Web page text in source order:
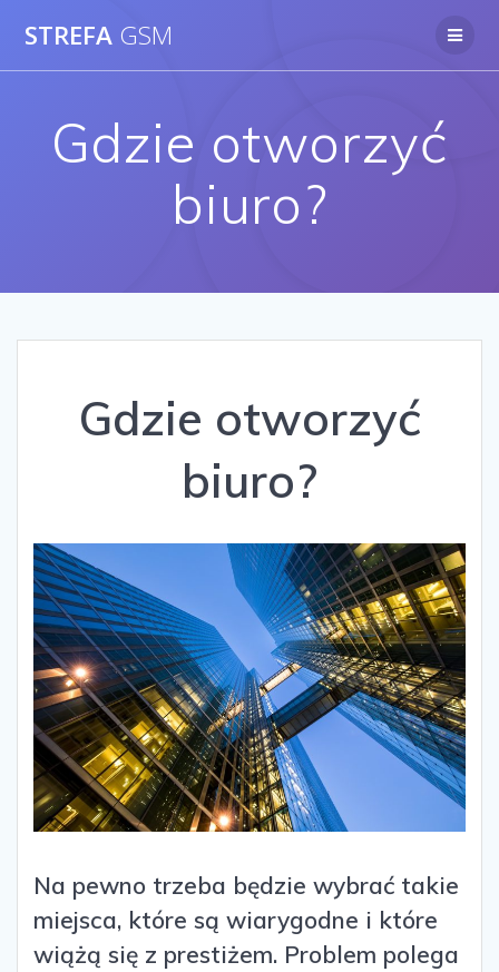
STREFA GSM
Gdzie otworzyć
biuro?
Gdzie otworzyć
biuro?
Na pewno trzeba będzie wybrać takie
miejsca, które są wiarygodne i które
wiążą się z prestiżem. Problem polega